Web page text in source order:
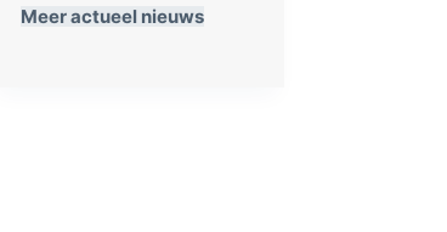
Meer actueel nieuws